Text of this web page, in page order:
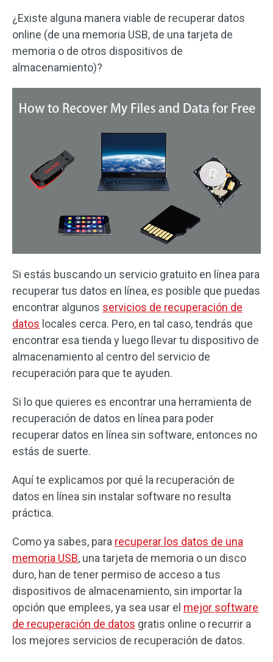
¿Existe alguna manera viable de recuperar datos
online (de una memoria USB, de una tarjeta de
memoria o de otros dispositivos de
almacenamiento)?
Si estás buscando un servicio gratuito en línea para
recuperar tus datos en línea, es posible que puedas
encontrar algunos servicios de recuperación de
datos locales cerca. Pero, en tal caso, tendrás que
encontrar esa tienda y luego llevar tu dispositivo de
almacenamiento al centro del servicio de
recuperación para que te ayuden.
Si lo que quieres es encontrar una herramienta de
recuperación de datos en línea para poder
recuperar datos en línea sin software, entonces no
estás de suerte.
Aquí te explicamos por qué la recuperación de
datos en línea sin instalar software no resulta
práctica.
Como ya sabes, para recuperar los datos de una
memoria USB, una tarjeta de memoria o un disco
duro, han de tener permiso de acceso a tus
dispositivos de almacenamiento, sin importar la
opción que emplees, ya sea usar el mejor software
de recuperación de datos gratis online o recurrir a
los mejores servicios de recuperación de datos.